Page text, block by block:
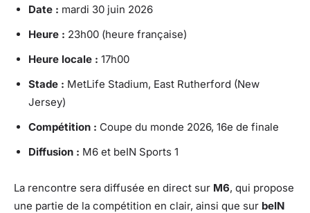
Date : mardi 30 juin 2026
Heure : 23h00 (heure française)
Heure locale : 17h00
Stade : MetLife Stadium, East Rutherford (New
Jersey)
Compétition : Coupe du monde 2026, 16e de finale
Diffusion : M6 et beIN Sports 1
La rencontre sera diffusée en direct sur M6, qui propose
une partie de la compétition en clair, ainsi que sur beIN